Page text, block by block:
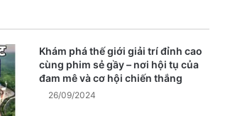
Khám phá thế giới giải trí đỉnh cao
cùng phim sẻ gầy – nơi hội tụ của
đam mê và cơ hội chiến thắng
26/09/2024